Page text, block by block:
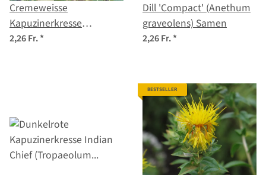
Cremeweisse
Kapuzinerkresse
'Milkmaid' (Tropaeolum
2,26 Fr.*
Dill 'Compact' (Anethum
graveolens) Samen
2,26 Fr.*
BESTSELLER